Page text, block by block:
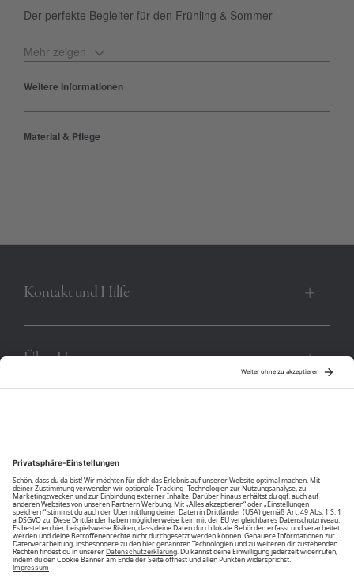
Der perfekte Begleiter für den Frühling & Sommer
Die Damenjacke ist mit einem Umlegekragen, klassischer
auf der Brust und seitlichen Taschen ausgestattet. Schön mit
einem Kleid oder einer Jeans und Printshirt kombiniert: die
Jeansjacke von POLO SYLT.
Mehr zeigen
Weitere Informationen
Material & Pflege
Kontakt und Hilfe
Über Uns
Unsere Vorteile
Unsere Partner